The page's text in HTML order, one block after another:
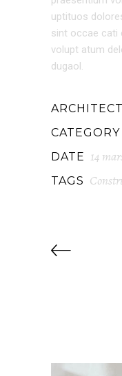
uptituos
sint occae cati
volupt atum
dugaol.
ARCHITECT
CATEGORY
DATE 14
TAGS